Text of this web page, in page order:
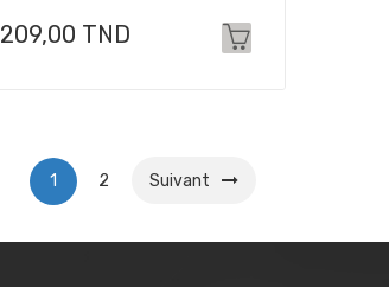
Prix
209,00 TND
1 2 Suivant